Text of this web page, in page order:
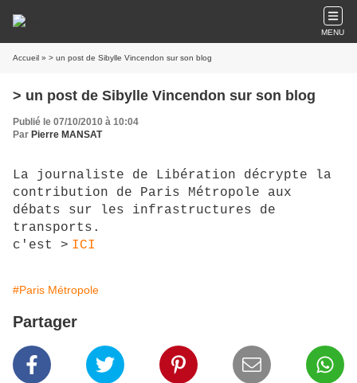
MENU
Accueil » > un post de Sibylle Vincendon sur son blog
> un post de Sibylle Vincendon sur son blog
Publié le 07/10/2010 à 10:04
Par Pierre MANSAT
La journaliste de Libération décrypte la
contribution de Paris Métropole aux
débats sur les infrastructures de
transports.
c'est > ICI
#Paris Métropole
Partager